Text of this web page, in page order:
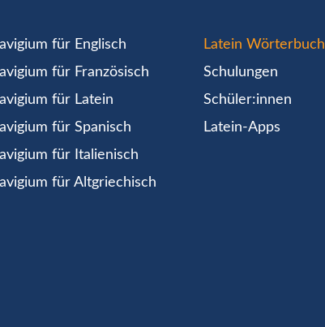
für Englisch
für Französisch
für Latein
für Spanisch
für Italienisch
für Altgriechisch
Latein Wörterbuch
Schulungen
Schüler:innen
Latein-Apps